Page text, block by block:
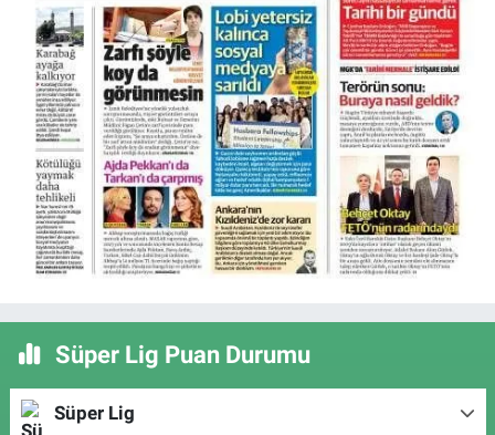
Süper Lig Puan Durumu
Süper Lig